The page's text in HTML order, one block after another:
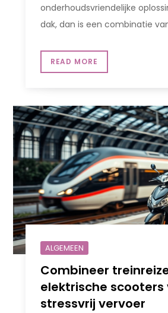
onderhoudsvriendelijke
dak, dan is een combinatie
READ MORE
ALGEMEEN
Combineer
elektrische scooters
stressvrij vervoer